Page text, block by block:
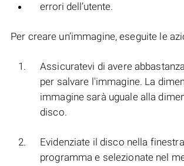
errori dell’utente.
Per creare un’immagine, eseguite le
Assicuratevi di avere
per salvare l'immagine. La
immagine sarà uguale alla
disco.
Evidenziate il disco nella
programma e selezionate nel